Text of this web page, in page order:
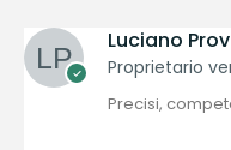
Luciano
Proprietario
Precisi,